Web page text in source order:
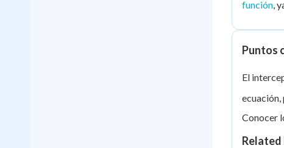
función ,
Puntos
El
Conocer
Related